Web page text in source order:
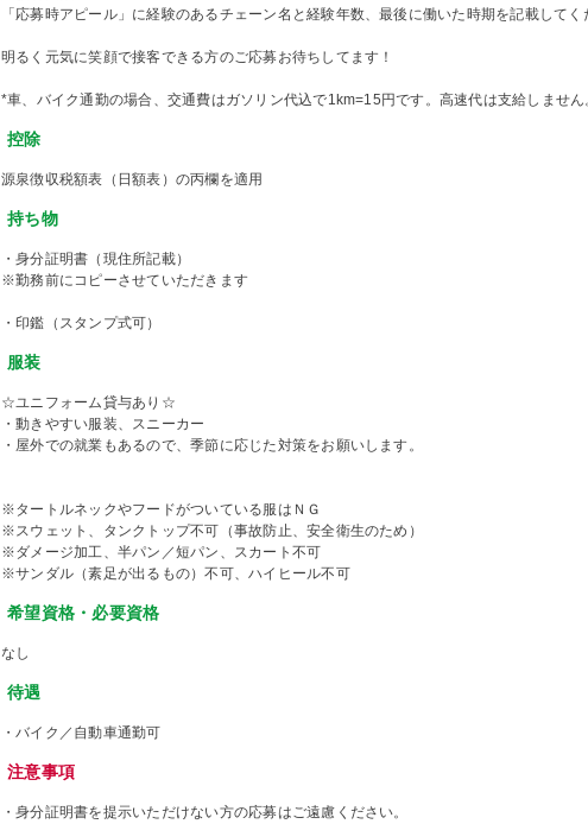
「応募時アピール」に経験のあるチェーン名と経験年数、最後に働いた時期を記載してく
明るく元気に笑顔で接客できる方のご応募お待ちしてます！
*車、バイク通勤の場合、交通費はガソリン代込で1km=15円です。高速代は支給しません
控除
源泉徴収税額表（日額表）の丙欄を適用
持ち物
・身分証明書（現住所記載）
※勤務前にコピーさせていただきます
・印鑑（スタンプ式可）
服装
☆ユニフォーム貸与あり☆
・動きやすい服装、スニーカー
・屋外での就業もあるので、季節に応じた対策をお願いします。
※タートルネックやフードがついている服はＮＧ
※スウェット、タンクトップ不可（事故防止、安全衛生のため）
※ダメージ加工、半パン／短パン、スカート不可
※サンダル（素足が出るもの）不可、ハイヒール不可
希望資格・必要資格
なし
待遇
・バイク／自動車通勤可
注意事項
・身分証明書を提示いただけない方の応募はご遠慮ください。